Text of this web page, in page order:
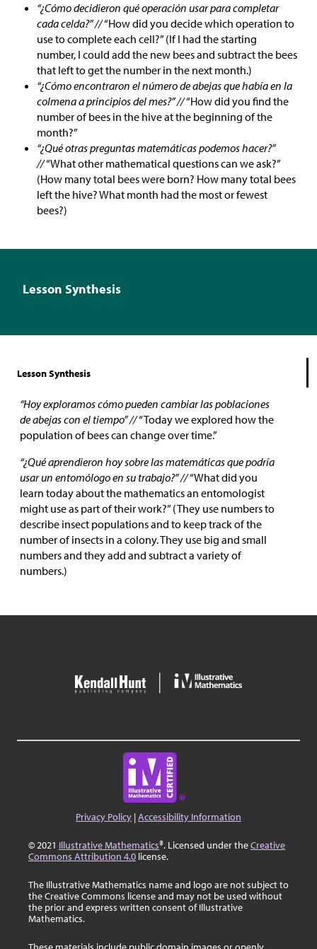
“¿Cómo decidieron qué operación usar para completar
cada celda?” //“How did you decide which operation to
use to complete each cell?” (If I had the starting
number, I could add the new bees and subtract the bees
that left to get the number in the next month.)
“¿Cómo encontraron el número de abejas que había en la
colmena a principios del mes?” //“How did you find the
number of bees in the hive at the beginning of the
month?”
“¿Qué otras preguntas matemáticas podemos hacer?”
//“What other mathematical questions can we ask?”
(How many total bees were born? How many total bees
left the hive? What month had the most or fewest
bees?)
Lesson Synthesis
Lesson Synthesis
“Hoy exploramos cómo pueden cambiar las poblaciones
de abejas con el tiempo” //“Today we explored how the
population of bees can change over time.”
“¿Qué aprendieron hoy sobre las matemáticas que podría
usar un entomólogo en su trabajo?” //“What did you
learn today about the mathematics an entomologist
might use as part of their work?” (They use numbers to
describe insect populations and to keep track of the
number of insects in a colony. They use big and small
numbers and they add and subtract a variety of
numbers.)
Privacy Policy |Accessibility Information
© 2021 Illustrative Mathematics®. Licensed under theCreative
Commons Attribution 4.0 license.
The Illustrative Mathematics name and logo are not subject to
the Creative Commons license and may not be used without
the prior and express written consent of Illustrative
Mathematics.